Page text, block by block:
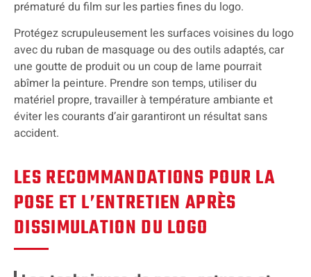
prématuré du film sur les parties fines du logo.
Protégez scrupuleusement les surfaces voisines du logo
avec du ruban de masquage ou des outils adaptés, car
une goutte de produit ou un coup de lame pourrait
abîmer la peinture. Prendre son temps, utiliser du
matériel propre, travailler à température ambiante et
éviter les courants d’air garantiront un résultat sans
accident.
LES RECOMMANDATIONS POUR LA
POSE ET L’ENTRETIEN APRÈS
DISSIMULATION DU LOGO